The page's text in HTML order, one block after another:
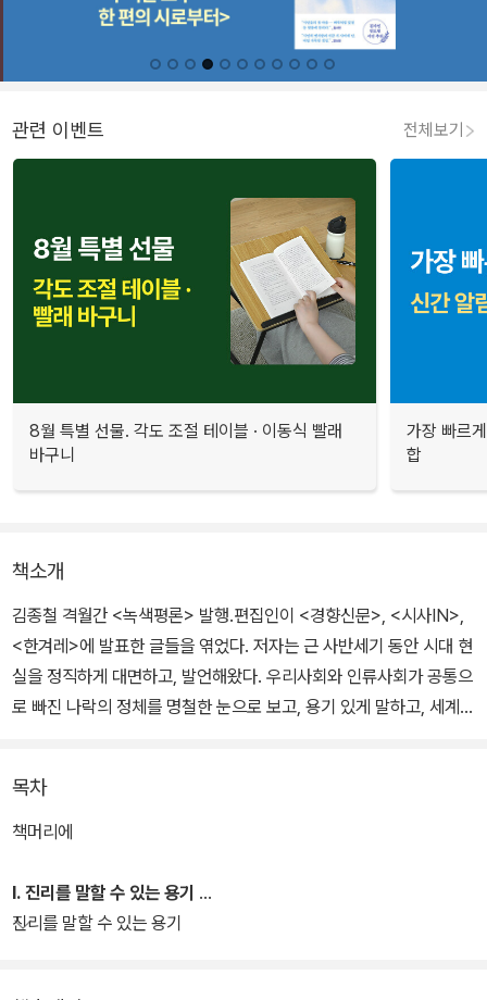
관련 이벤트 전체보기
8월 특별 선물. 각도 조절 테이블 · 이동식 빨래
바구니
가장 빠르
합
책소개
김종철 격월간 <녹색평론> 발행.편집인이 <경향신문>, <시사IN>,
<한겨레>에 발표한 글들을 엮었다. 저자는 근 사반세기 동안 시대 현
실을 정직하게 대면하고, 발언해왔다. 우리사회와 인류사회가 공통으
로 빠진 나락의 정체를 명철한 눈으로 보고, 용기 있게 말하고, 세계
목차
책머리에
Ⅰ. 진리를 말할 수 있는 용기
진리를 말할 수 있는 용기